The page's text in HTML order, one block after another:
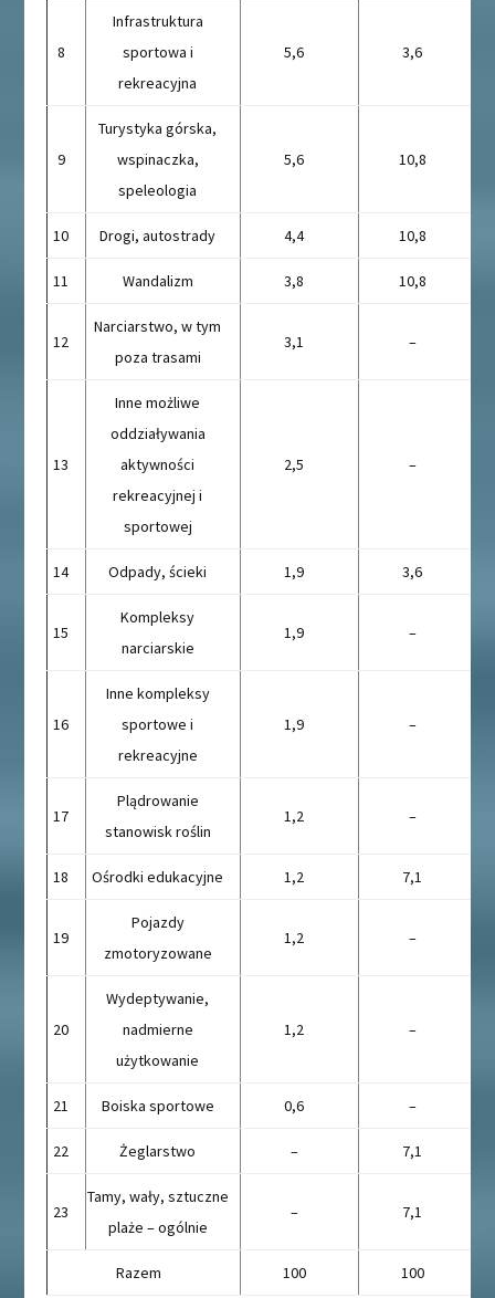
8
Infrastruktura
sportowa i
rekreacyjna
5,6 3,6
9
Turystyka górska,
wspinaczka,
speleologia
5,6 10,8
10 Drogi, autostrady 4,4 10,8
11 Wandalizm 3,8 10,8
12
Narciarstwo, w tym
poza trasami
3,1 –
13
Inne możliwe
oddziaływania
aktywności
rekreacyjnej i
sportowej
2,5 –
14 Odpady, ścieki 1,9 3,6
15
Kompleksy
narciarskie
1,9 –
16
Inne kompleksy
sportowe i
rekreacyjne
1,9 –
17
Plądrowanie
stanowisk roślin
1,2 –
18 Ośrodki edukacyjne 1,2 7,1
19
Pojazdy
zmotoryzowane
1,2 –
20
Wydeptywanie,
nadmierne
użytkowanie
1,2 –
21 Boiska sportowe 0,6 –
22 Żeglarstwo – 7,1
23
Tamy, wały, sztuczne
plaże – ogólnie
– 7,1
Razem 100 100